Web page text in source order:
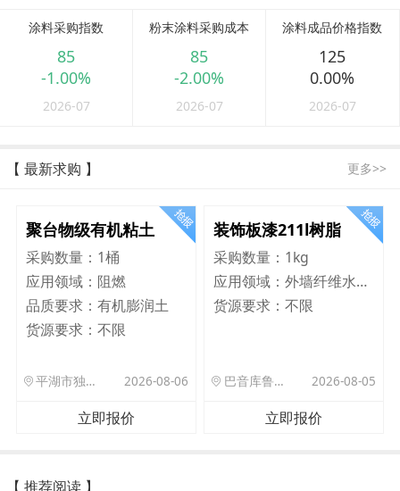
涂料采购指数
85
-1.00%
2026-07
粉末涂料采购成本
85
-2.00%
2026-07
涂料成品价格指数
125
0.00%
2026-07
【 最新求购 】 更多>>
聚台物级有机粘土
采购数量： 1桶
应用领域： 阻燃
品质要求： 有机膨润土
货源要求： 不限
平湖市独山港镇集港路 589 号 2026-08-06
立即报价
装饰板漆211l树脂
采购数量： 1kg
应用领域：
外墙纤维水泥板
货源要求：不限
巴音库鲁提镇,托帕口岸六号库房 2026-08-05
立即报价
【 推荐阅读 】